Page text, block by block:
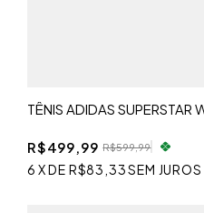
TÊNIS ADIDAS SUPERSTAR
R$499,99 R$599,99
6 XDE R$83,33SEM JUROS